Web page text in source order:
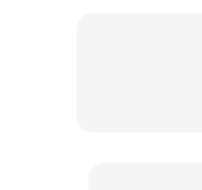
Peraturan
anda perlu